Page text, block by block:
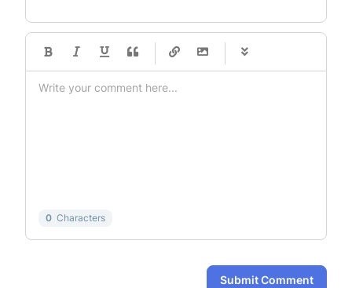
-
-
-
-
0 Characters
Submit Comment